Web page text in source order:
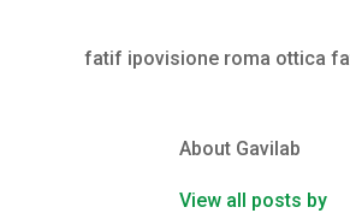
fatif ipovisione roma ottica
About Gavilab
View all posts by